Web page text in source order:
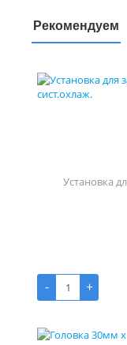
Рекомендуем
Установка
-
+